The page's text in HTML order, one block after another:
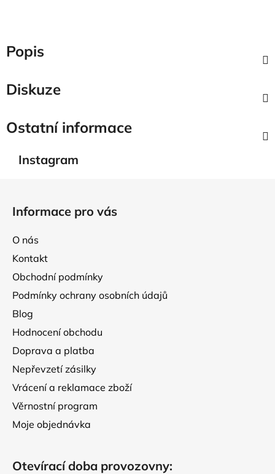
Popis
Diskuze
Ostatní informace
Instagram
Informace pro vás
O nás
Kontakt
Obchodní podmínky
Podmínky ochrany osobních údajů
Blog
Hodnocení obchodu
Doprava a platba
Nepřevzetí zásilky
Vrácení a reklamace zboží
Věrnostní program
Moje objednávka
Otevírací doba provozovny: